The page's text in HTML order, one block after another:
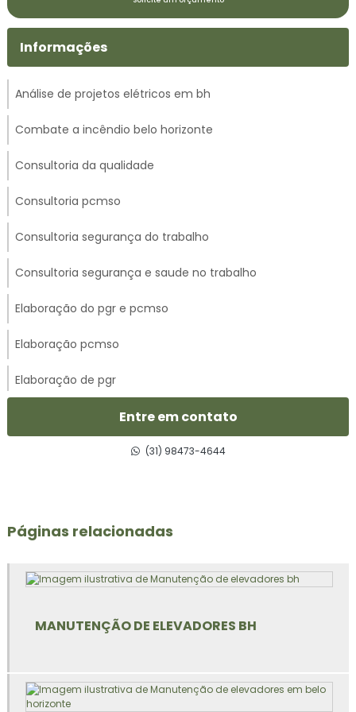
Informações
Análise de projetos elétricos em bh
Combate a incêndio belo horizonte
Consultoria da qualidade
Consultoria pcmso
Consultoria segurança do trabalho
Consultoria segurança e saude no trabalho
Elaboração do pgr e pcmso
Elaboração pcmso
Elaboração de pgr
Elaboração de pgr e pcmso
Elaboração de projeto de combate a incêndio
Elevador bh
Empresa de combate a incêndio
Empresa de elevador
Entre em contato
(31) 98473-4644
Páginas relacionadas
MANUTENÇÃO DE ELEVADORES BH